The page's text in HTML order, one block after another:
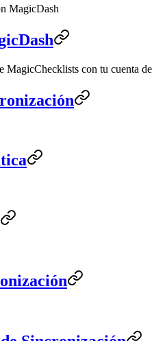
MagicDash
MagicChecklists con tu cuenta